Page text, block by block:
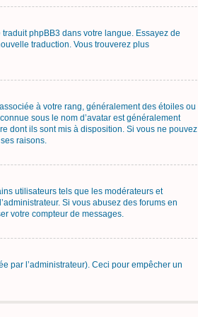
phpBB3 dans votre langue. Essayez de
traduction. Vous trouverez plus
à votre rang, généralement des étoiles ou
sous le nom d’avatar est généralement
dont ils sont mis à disposition. Si vous ne pouvez
raisons.
utilisateurs tels que les modérateurs et
Si vous abusez des forums en
votre compteur de messages.
par l’administrateur). Ceci pour empêcher un